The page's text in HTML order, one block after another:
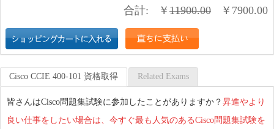
合計: ￥ 11900.00 ￥ 7900.00
Cisco CCIE 400-101 資格取得 Related Exams
皆さんはCisco問題集試験に参加したことがありますか？ 昇進やより
良い仕事をしたい場合は、今すぐ最も人気のあるCisco問題集試験を